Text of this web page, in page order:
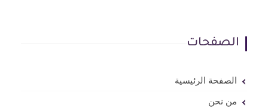
الصفحات
الصفحة الرئيسية
من نحن